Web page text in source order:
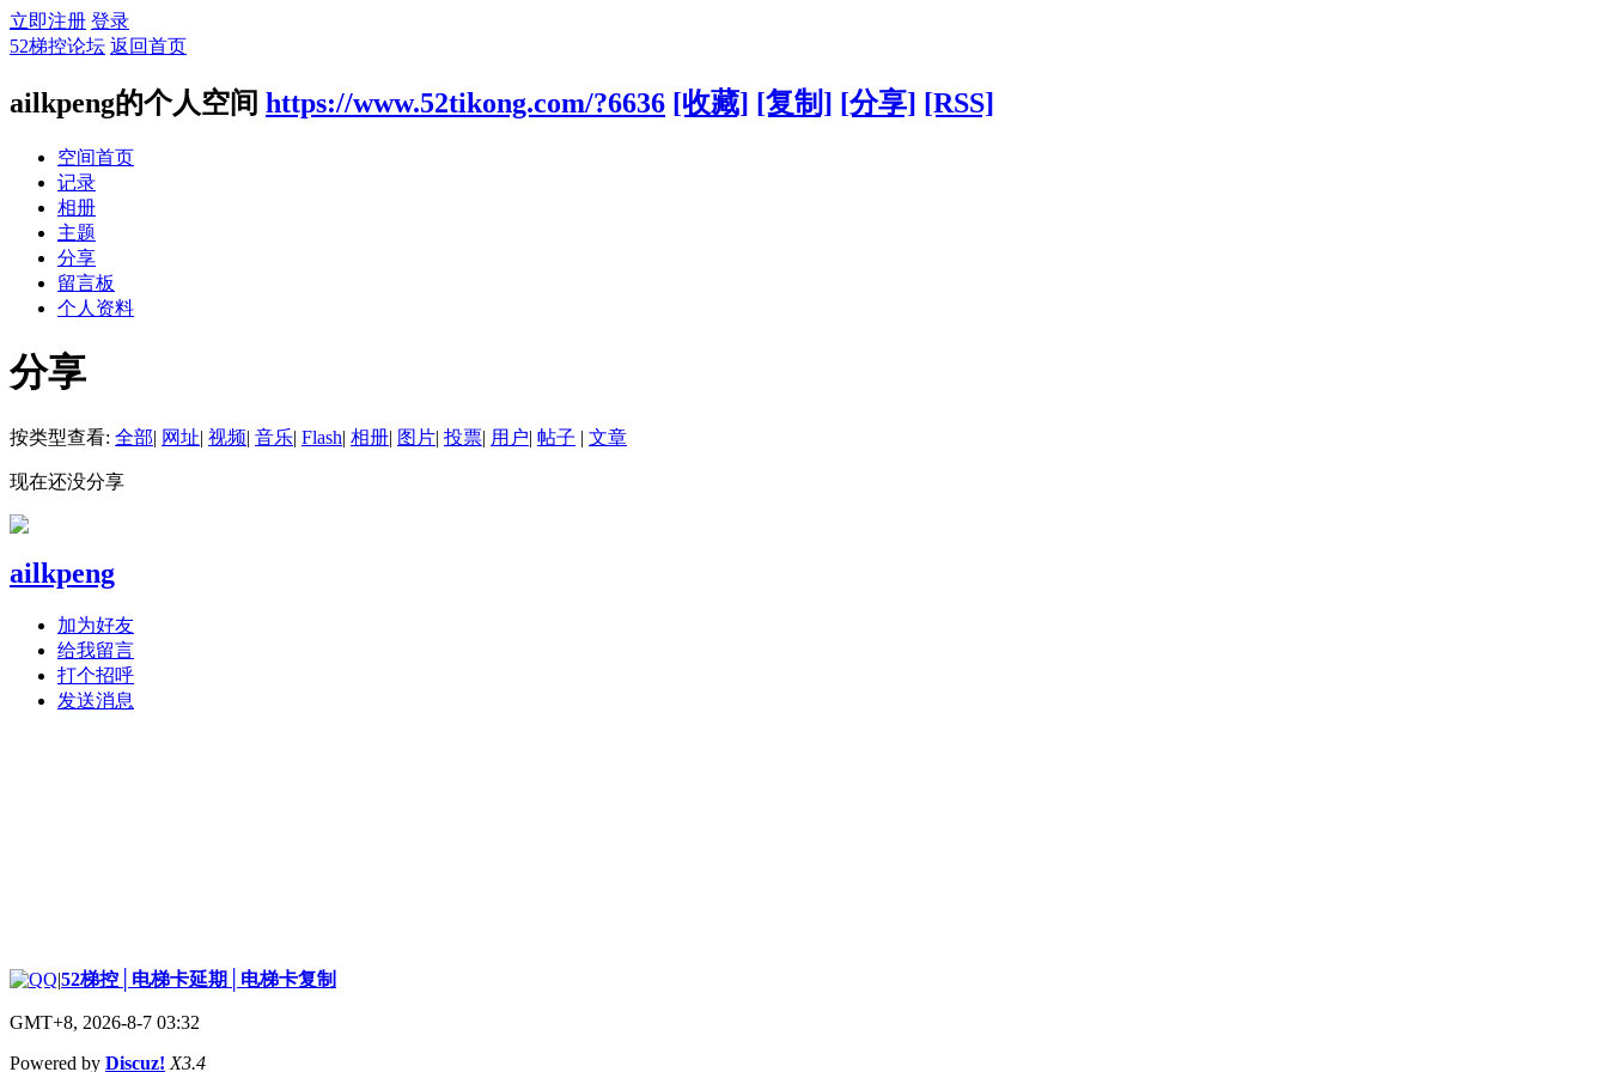
立即注册 登录
52梯控论坛 返回首页
ailkpeng的个人空间 https://www.52tikong.com/?6636 [收藏] [复制] [分享] [RSS]
空间首页
记录
相册
主题
分享
留言板
个人资料
分享
按类型查看: 全部| 网址| 视频| 音乐| Flash| 相册| 图片| 投票| 用户| 帖子 | 文章
现在还没分享
ailkpeng
加为好友
给我留言
打个招呼
发送消息
|52梯控│电梯卡延期│电梯卡复制
GMT+8, 2026-8-7 03:32
Powered by Discuz! X3.4